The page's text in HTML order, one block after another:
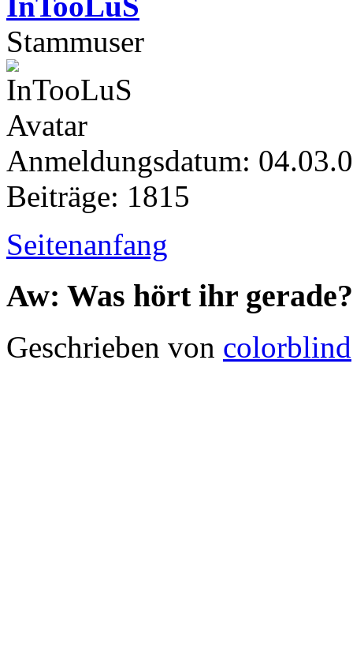
Stammuser
Anmeldungsdatum:
Beiträge: 1815
Seitenanfang
Aw: Was hört ihr gerade?
Geschrieben von colorblind